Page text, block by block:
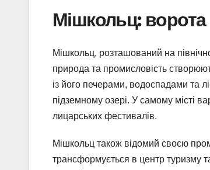
Мішкольц:
Мішкольц, розташований на
природа та промисловість
із його печерами, водоспадами та
підземному озері. У самому місті
лицарських фестивалів.
Мішкольц також відомий своєю
трансформується в центр туризму